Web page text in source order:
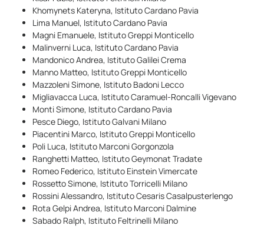
Khomynets Kateryna, Istituto Cardano Pavia
Lima Manuel, Istituto Cardano Pavia
Magni Emanuele, Istituto Greppi Monticello
Malinverni Luca, Istituto Cardano Pavia
Mandonico Andrea, Istituto Galilei Crema
Manno Matteo, Istituto Greppi Monticello
Mazzoleni Simone, Istituto Badoni Lecco
Migliavacca Luca, Istituto Caramuel-Roncalli Vigevano
Monti Simone, Istituto Cardano Pavia
Pesce Diego, Istituto Galvani Milano
Piacentini Marco, Istituto Greppi Monticello
Poli Luca, Istituto Marconi Gorgonzola
Ranghetti Matteo, Istituto Geymonat Tradate
Romeo Federico, Istituto Einstein Vimercate
Rossetto Simone, Istituto Torricelli Milano
Rossini Alessandro, Istituto Cesaris Casalpusterlengo
Rota Gelpi Andrea, Istituto Marconi Dalmine
Sabado Ralph, Istituto Feltrinelli Milano